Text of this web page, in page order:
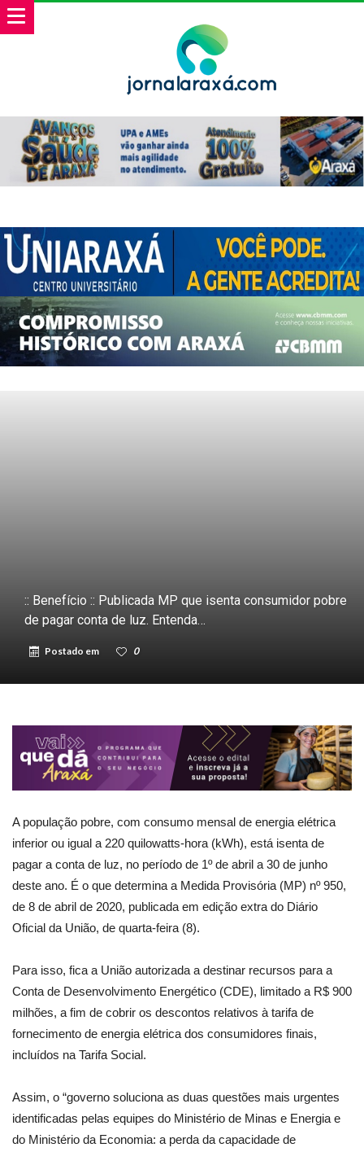
:: Benefício :: Publicada MP que isenta consumidor pobre
de pagar conta de luz. Entenda…
Postado em 0
A população pobre, com consumo mensal de energia elétrica
inferior ou igual a 220 quilowatts-hora (kWh), está isenta de
pagar a conta de luz, no período de 1º de abril a 30 de junho
deste ano. É o que determina a Medida Provisória (MP) nº 950,
de 8 de abril de 2020, publicada em edição extra do Diário
Oficial da União, de quarta-feira (8).
Para isso, fica a União autorizada a destinar recursos para a
Conta de Desenvolvimento Energético (CDE), limitado a R$ 900
milhões, a fim de cobrir os descontos relativos à tarifa de
fornecimento de energia elétrica dos consumidores finais,
incluídos na Tarifa Social.
Assim, o “governo soluciona as duas questões mais urgentes
identificadas pelas equipes do Ministério de Minas e Energia e
do Ministério da Economia: a perda da capacidade de